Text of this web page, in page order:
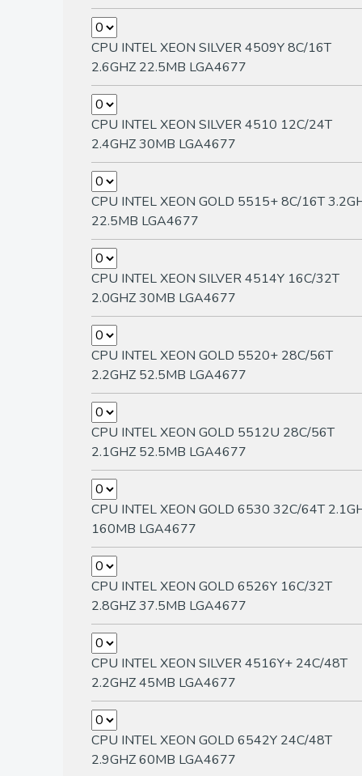
CPU INTEL XEON SILVER 4509Y 8C/16T
2.6GHZ 22.5MB LGA4677
CPU INTEL XEON SILVER 4510 12C/24T
2.4GHZ 30MB LGA4677
CPU INTEL XEON GOLD 5515+ 8C/16T
22.5MB LGA4677
CPU INTEL XEON SILVER 4514Y 16C/32T
2.0GHZ 30MB LGA4677
CPU INTEL XEON GOLD 5520+ 28C/56T
2.2GHZ 52.5MB LGA4677
CPU INTEL XEON GOLD 5512U 28C/56T
2.1GHZ 52.5MB LGA4677
CPU INTEL XEON GOLD 6530 32C/64T
160MB LGA4677
CPU INTEL XEON GOLD 6526Y 16C/32T
2.8GHZ 37.5MB LGA4677
CPU INTEL XEON SILVER 4516Y+ 24C/48T
2.2GHZ 45MB LGA4677
CPU INTEL XEON GOLD 6542Y 24C/48T
2.9GHZ 60MB LGA4677